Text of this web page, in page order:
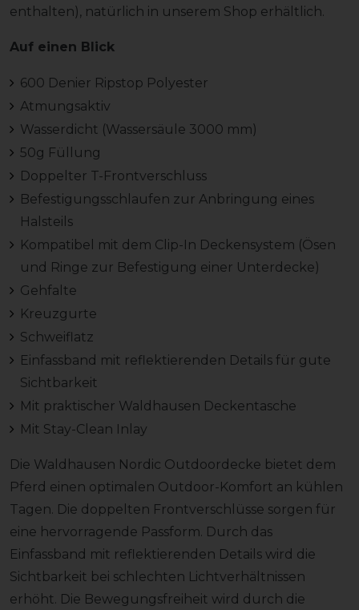
enthalten), natürlich in unserem Shop erhältlich.
Auf einen Blick
600 Denier Ripstop Polyester
Atmungsaktiv
Wasserdicht (Wassersäule 3000 mm)
50g Füllung
Doppelter T-Frontverschluss
Befestigungsschlaufen zur Anbringung eines
Halsteils
Kompatibel mit dem Clip-In Deckensystem (Ösen
und Ringe zur Befestigung einer Unterdecke)
Gehfalte
Kreuzgurte
Schweiflatz
Einfassband mit reflektierenden Details für gute
Sichtbarkeit
Mit praktischer Waldhausen Deckentasche
Mit Stay-Clean Inlay
Die Waldhausen Nordic Outdoordecke bietet dem
Pferd einen optimalen Outdoor-Komfort an kühlen
Tagen. Die doppelten Frontverschlüsse sorgen für
eine hervorragende Passform. Durch das
Einfassband mit reflektierenden Details wird die
Sichtbarkeit bei schlechten Lichtverhältnissen
erhöht. Die Bewegungsfreiheit wird durch die